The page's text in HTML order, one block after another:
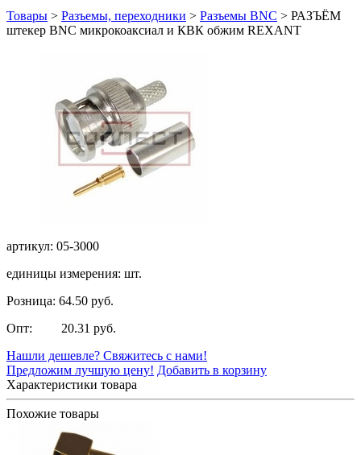
Товары > Разъемы, переходники > Разъемы BNC > РАЗЪЁМ
штекер BNC микрокоаксиал и КВК обжим REXANT
артикул: 05-3000
единицы измерения: шт.
Розница: 64.50 руб.
Опт: 20.31 руб.
Нашли дешевле? Свяжитесь с нами!
Предложим лучшую цену! Добавить в корзину
Характеристики товара
Похожие товары